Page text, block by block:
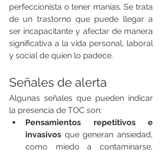
perfeccionista o tener manías. Se trata
de un trastorno que puede llegar a
ser incapacitante y afectar de manera
significativa a la vida personal, laboral
y social de quien lo padece.
Señales de alerta
Algunas señales que pueden indicar
la presencia de TOC son:
Pensamientos repetitivos e
invasivos que generan ansiedad,
como miedo a contaminarse,